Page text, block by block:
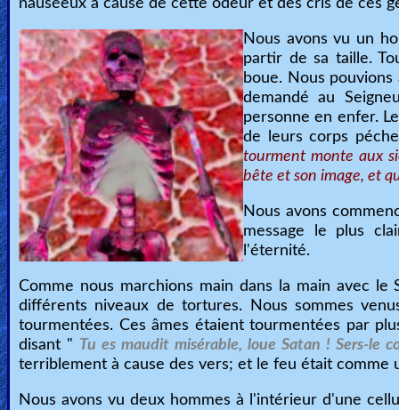
nauséeux à cause de cette odeur et des cris de ces
Nous avons vu un
partir de sa taille.
boue. Nous
demandé au
personne en enfer.
de leurs corps
tourment monte aux
bête et son image, et
Nous avons
message le plus
l'éternité.
Comme nous marchions main dans la main avec
différents niveaux de tortures. Nous sommes
tourmentées. Ces âmes étaient tourmentées par
disant " Tu es maudit misérable, loue Satan ! Sers-le
terriblement à cause des vers; et le feu était comme
Nous avons vu deux hommes à l'intérieur d'une